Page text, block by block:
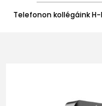
Telefonon kollégáink